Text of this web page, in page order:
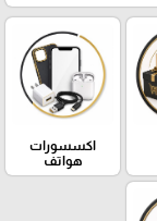
اكسسورات
هواتف